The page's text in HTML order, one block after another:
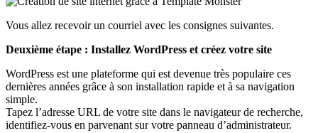
Vous allez recevoir un courriel avec les consignes suivantes.
Deuxième étape : Installez WordPress et créez votre site
WordPress est une plateforme qui est devenue très populaire ces
dernières années grâce à son installation rapide et à sa navigation
simple.
Tapez l’adresse URL de votre site dans le navigateur de recherche,
identifiez-vous en parvenant sur votre panneau d’administrateur.